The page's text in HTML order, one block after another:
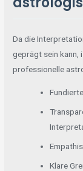
Da die
geprägt sein kann,
professionelle
Klare